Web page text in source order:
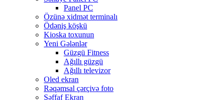
Panel PC
Özünə xidmət terminalı
Ödəniş köşkü
Kioska toxunun
Yeni Gələnlər
Güzgü Fitness
Ağıllı güzgü
Ağıllı televizor
Oled ekran
Rəqəmsal çərçivə foto
Şəffaf Ekran